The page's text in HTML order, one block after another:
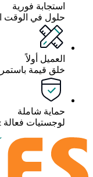
استجابة فورية
حلول في الوقت
العميل أولاً
خلق قيمة
حماية شاملة
لوجستيات فعالة